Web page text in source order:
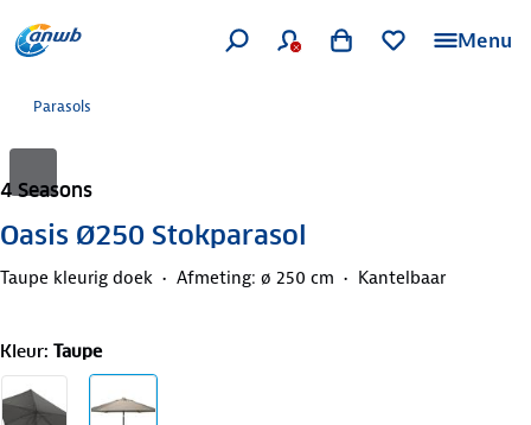
Menu
Parasols
4 Seasons
Oasis Ø250 Stokparasol
Taupe kleurig doek Afmeting: ø 250 cm Kantelbaar
Kleur: Taupe